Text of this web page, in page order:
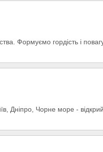
Формуємо гордість і
Дніпро, Чорне море -